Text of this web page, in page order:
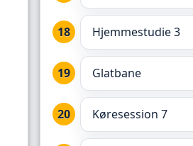
Hjemmestudie 3
Glatbane
Køresession 7